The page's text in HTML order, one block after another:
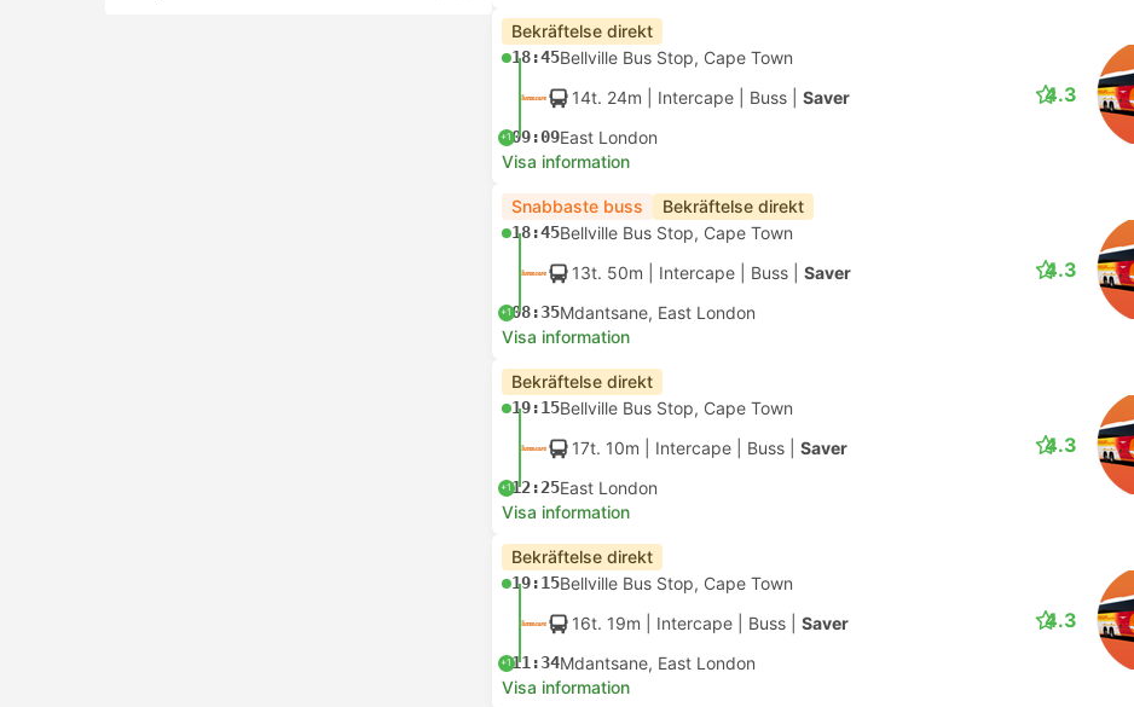
Bekräftelse direkt
18:45Bellville Bus Stop, Cape Town
14t. 24m | Intercape Buss Saver
+109:09East London
4.3
Visa information
Snabbaste buss Bekräftelse direkt
18:45Bellville Bus Stop, Cape Town
13t. 50m | Intercape Buss Saver
+108:35Mdantsane, East London
4.3
Visa information
Bekräftelse direkt
19:15Bellville Bus Stop, Cape Town
17t. 10m | Intercape Buss Saver
+112:25East London
4.3
Visa information
Bekräftelse direkt
19:15Bellville Bus Stop, Cape Town
16t. 19m | Intercape Buss Saver
+111:34Mdantsane, East London
4.3
Visa information